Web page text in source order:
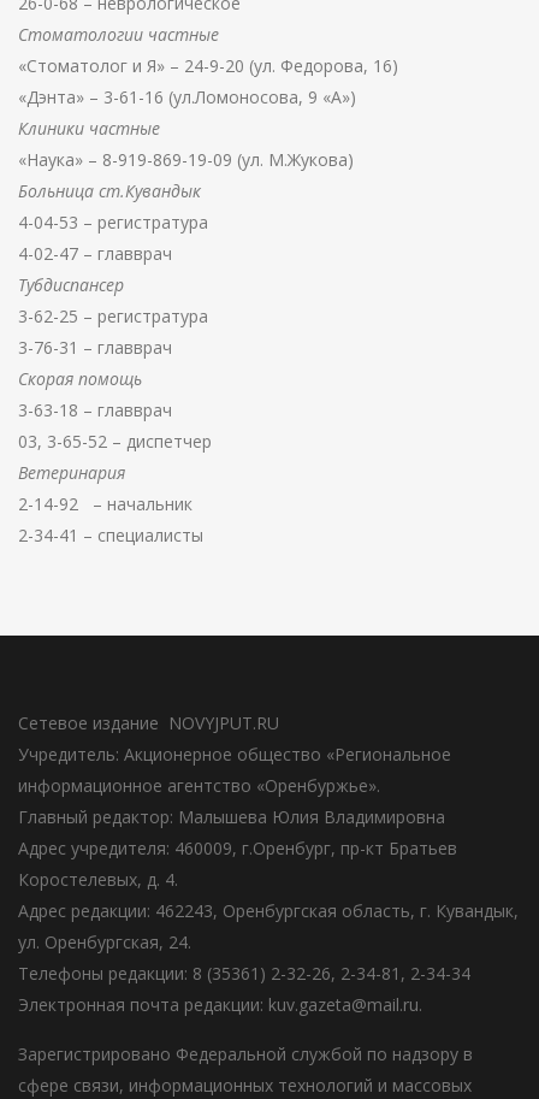
Стоматологии частные
«Стоматолог и Я» – 24-9-20 (ул. Федорова, 16)
«Дэнта» – 3-61-16 (ул.Ломоносова, 9 «А»)
Клиники частные
«Наука» – 8-919-869-19-09 (ул. М.Жукова)
Больница ст.Кувандык
4-04-53 – регистратура
4-02-47 – главврач
Тубдиспансер
3-62-25 – регистратура
3-76-31 – главврач
Скорая помощь
3-63-18 – главврач
03, 3-65-52 – диспетчер
Ветеринария
2-14-92 – начальник
2-34-41 – специалисты
Сетевое издание NOVYJPUT.RU
Учредитель: Акционерное общество «Региональное
информационное агентство «Оренбуржье».
Главный редактор: Малышева Юлия Владимировна
Адрес учредителя: 460009, г.Оренбург, пр-кт Братьев
Коростелевых, д. 4.
Адрес редакции: 462243, Оренбургская область, г. Кувандык,
ул. Оренбургская, 24.
Телефоны редакции: 8 (35361) 2-32-26, 2-34-81, 2-34-34
Электронная почта редакции: kuv.gazeta@mail.ru.
Зарегистрировано Федеральной службой по надзору в
сфере связи, информационных технологий и массовых